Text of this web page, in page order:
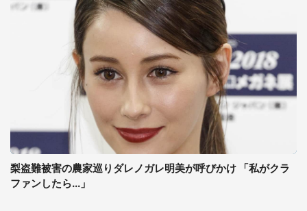
梨盗難被害の農家巡りダレノガレ明美が呼びかけ 「私がクラ
ファンしたら...」